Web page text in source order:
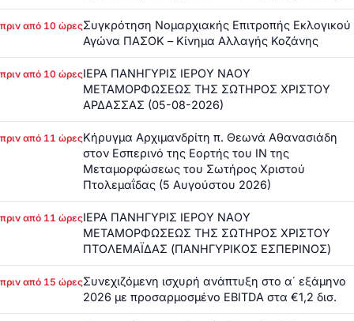
πριν από 10 ώρεςΣυγκρότηση Νομαρχιακής Επιτροπής Εκλογικού
Αγώνα ΠΑΣΟΚ – Κίνημα Αλλαγής Κοζάνης
πριν από 10 ώρεςΙΕΡΑ ΠΑΝΗΓΥΡΙΣ ΙΕΡΟΥ ΝΑΟΥ
ΜΕΤΑΜΟΡΦΩΣΕΩΣ ΤΗΣ ΣΩΤΗΡΟΣ ΧΡΙΣΤΟΥ
ΑΡΔΑΣΣΑΣ (05-08-2026)
πριν από 11 ώρεςΚήρυγμα Αρχιμανδρίτη π. Θεωνά Αθανασιάδη
στον Εσπερινό της Εορτής του ΙΝ της
Μεταμορφώσεως του Σωτήρος Χριστού
Πτολεμαΐδας (5 Αυγούστου 2026)
πριν από 11 ώρεςΙΕΡΑ ΠΑΝΗΓΥΡΙΣ ΙΕΡΟΥ ΝΑΟΥ
ΜΕΤΑΜΟΡΦΩΣΕΩΣ ΤΗΣ ΣΩΤΗΡΟΣ ΧΡΙΣΤΟΥ
ΠΤΟΛΕΜΑΪΔΑΣ (ΠΑΝΗΓΥΡΙΚΟΣ ΕΣΠΕΡΙΝΟΣ)
πριν από 15 ώρεςΣυνεχιζόμενη ισχυρή ανάπτυξη στο α΄ εξάμηνο
2026 με προσαρμοσμένο EBITDA στα €1,2 δισ.